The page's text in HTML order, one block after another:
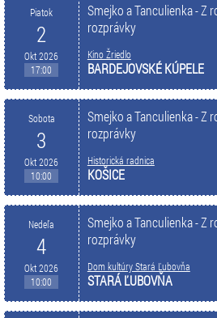
Piatok
2
Okt 2026
17:00
Smejko a Tanculienka - Z
rozprávky
Kino Žriedlo
BARDEJOVSKÉ KÚPELE
Sobota
3
Okt 2026
10:00
Smejko a Tanculienka - Z
rozprávky
Historická radnica
KOŠICE
Nedeľa
4
Okt 2026
10:00
Smejko a Tanculienka - Z
rozprávky
Dom kultúry Stará Ľubovňa
STARÁ ĽUBOVŇA